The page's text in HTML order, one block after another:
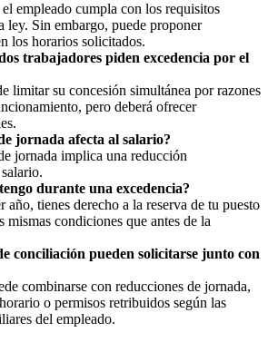
empleado cumpla con los requisitos
ley. Sin embargo, puede proponer
los horarios solicitados.
trabajadores piden excedencia por el
limitar su concesión simultánea por razones
pero deberá ofrecer
jornada afecta al salario?
jornada implica una reducción
durante una excedencia?
año, tienes derecho a la reserva de tu puesto
mismas condiciones que antes de la
conciliación pueden solicitarse junto con
combinarse con reducciones de jornada,
o permisos retribuidos según las
del empleado.